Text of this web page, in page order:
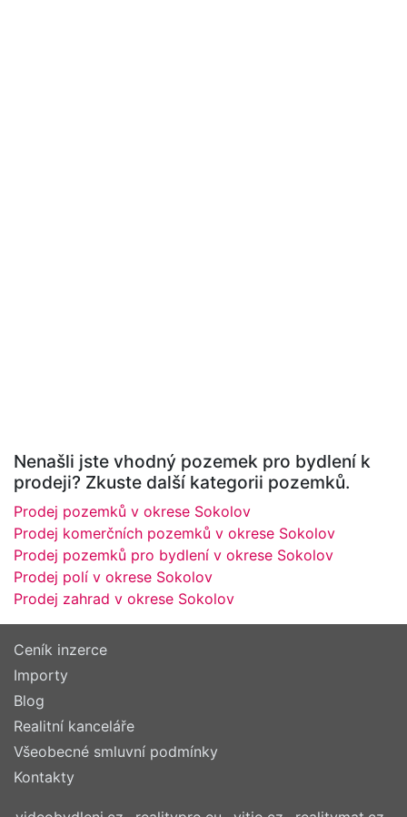
Nenašli jste vhodný pozemek pro bydlení k
prodeji? Zkuste další kategorii pozemků.
Prodej pozemků v okrese Sokolov
Prodej komerčních pozemků v okrese Sokolov
Prodej pozemků pro bydlení v okrese Sokolov
Prodej polí v okrese Sokolov
Prodej zahrad v okrese Sokolov
Ceník inzerce
Importy
Blog
Realitní kanceláře
Všeobecné smluvní podmínky
Kontakty